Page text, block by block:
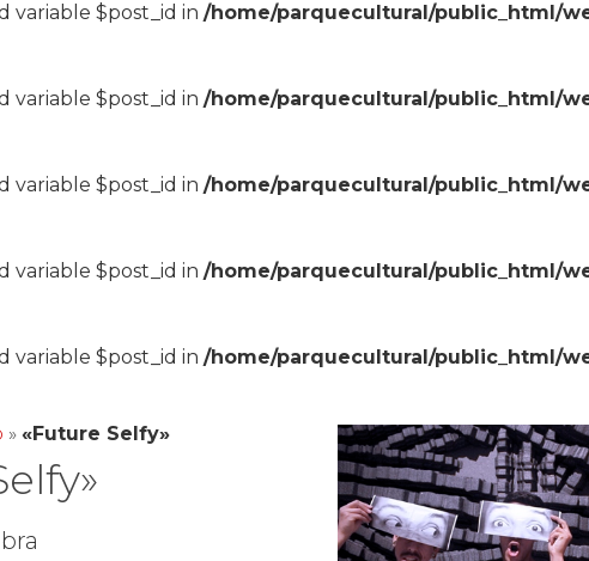
variable $post_id in/home/parquecultural/public_html/
variable $post_id in/home/parquecultural/public_html/
variable $post_id in/home/parquecultural/public_html/
variable $post_id in/home/parquecultural/public_html/
variable $post_id in/home/parquecultural/public_html/
»«Future Selfy»